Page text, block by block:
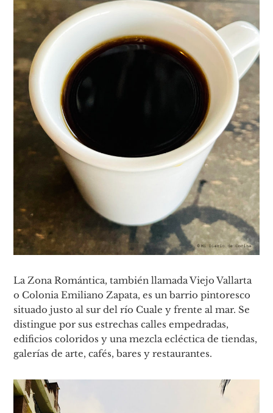
La Zona Romántica, también llamada Viejo Vallarta
o Colonia Emiliano Zapata, es un barrio pintoresco
situado justo al sur del río Cuale y frente al mar. Se
distingue por sus estrechas calles empedradas,
edificios coloridos y una mezcla ecléctica de tiendas,
galerías de arte, cafés, bares y restaurantes.